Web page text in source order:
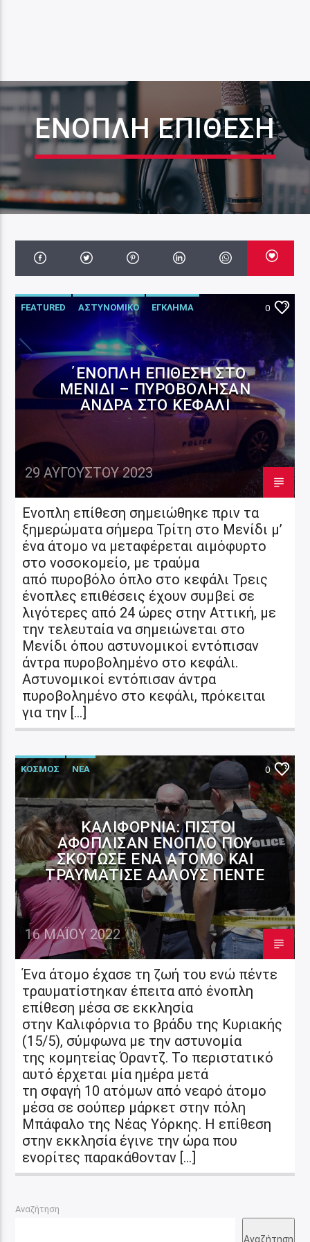
ΕΝΟΠΛΗ ΕΠΙΘΕΣΗ
FEATURED ΑΣΤΥΝΟΜΙΚΟ ΕΓΚΛΗΜΑ
ΝΕΑ
0
΄ΕΝΟΠΛΗ ΕΠΊΘΕΣΗ ΣΤΟ
ΜΕΝΊΔΙ – ΠΥΡΟΒΌΛΗΣΑΝ
ΆΝΔΡΑ ΣΤΟ ΚΕΦΆΛΙ
29 ΑΥΓΟΎΣΤΟΥ 2023
Ενοπλη επίθεση σημειώθηκε πριν τα
ξημερώματα σήμερα Τρίτη στο Μενίδι μ’
ένα άτομο να μεταφέρεται αιμόφυρτο
στο νοσοκομείο, με τραύμα
από πυροβόλο όπλο στο κεφάλι Τρεις
ένοπλες επιθέσεις έχουν συμβεί σε
λιγότερες από 24 ώρες στην Αττική, με
την τελευταία να σημειώνεται στο
Μενίδι όπου αστυνομικοί εντόπισαν
άντρα πυροβολημένο στο κεφάλι.
Αστυνομικοί εντόπισαν άντρα
πυροβολημένο στο κεφάλι, πρόκειται
για την […]
ΚΟΣΜΟΣ ΝΕΑ 0
ΚΑΛΙΦΌΡΝΙΑ: ΠΙΣΤΟΊ
ΑΦΌΠΛΙΣΑΝ ΈΝΟΠΛΟ ΠΟΥ
ΣΚΌΤΩΣΕ ΈΝΑ ΆΤΟΜΟ ΚΑΙ
ΤΡΑΥΜΆΤΙΣΕ ΆΛΛΟΥΣ ΠΈΝΤΕ
16 ΜΑΪ́ΟΥ 2022
Ένα άτομο έχασε τη ζωή του ενώ πέντε
τραυματίστηκαν έπειτα από ένοπλη
επίθεση μέσα σε εκκλησία
στην Καλιφόρνια το βράδυ της Κυριακής
(15/5), σύμφωνα με την αστυνομία
της κομητείας Όραντζ. Το περιστατικό
αυτό έρχεται μία ημέρα μετά
τη σφαγή 10 ατόμων από νεαρό άτομο
μέσα σε σούπερ μάρκετ στην πόλη
Μπάφαλο της Νέας Υόρκης. Η επίθεση
στην εκκλησία έγινε την ώρα που
ενορίτες παρακάθονταν […]
Αναζήτηση
Αναζήτηση